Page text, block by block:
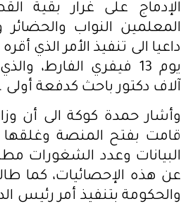
الإدماج على غرار بقية
المعلمين النواب والحضائر
داعيا الى تنفيذ الأمر الذي
آلاف دكتور باحث كدفعة أولى .
وأشار حمدة كوكة الى أن
قامت بفتح المنصة
البيانات وعدد الشغورات
عن هذه الإحصائيات، كما
والحكومة بتنفيذ أمر رئيس